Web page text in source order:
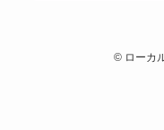
©ローカ